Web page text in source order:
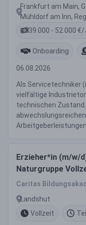
Frankfurt am Main,
Mühldorf am Inn,
39.000 - 52.000
Onboarding
06.08.2026
Als Servicetechniker
vielfältige
technischen
Arbeitgeberleistungen.
Erzieher*in (m/w/
Naturgruppe
Caritas
Landshut
Vollzeit